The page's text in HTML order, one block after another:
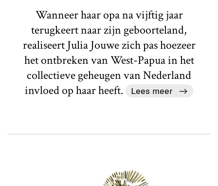
Wanneer haar opa na vijftig jaar
terugkeert naar zijn geboorteland,
realiseert Julia Jouwe zich pas hoezeer
het ontbreken van West-Papua in het
collectieve geheugen van Nederland
invloed op haar heeft.
Lees meer